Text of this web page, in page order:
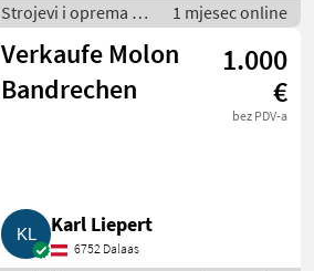
Strojevi i oprema za
travu i baliranje /
Brdski strojevi
1 mjesec online
Verkaufe Molon
Bandrechen
1.000
€
bez PDV-a
Karl Liepert
6752 Dalaas